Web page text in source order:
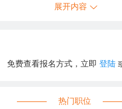
品行端正，具有爱心和责任心，
，工作能力强，有责任心，有
。
展开内容
免费查看报名方式，立即 登陆
热门职位